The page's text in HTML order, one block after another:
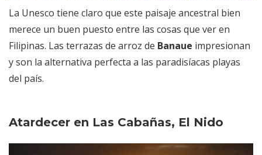
La Unesco tiene claro que este paisaje ancestral bien
merece un buen puesto entre las cosas que ver en
Filipinas. Las terrazas de arroz de Banaue impresionan
y son la alternativa perfecta a las paradisíacas playas
del país.
Atardecer en Las Cabañas, El Nido